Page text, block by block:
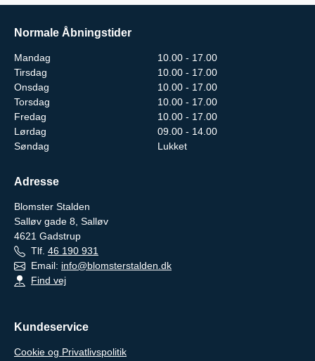
Normale Åbningstider
Mandag
10.00 - 17.00
Tirsdag
10.00 - 17.00
Onsdag
10.00 - 17.00
Torsdag
10.00 - 17.00
Fredag
10.00 - 17.00
Lørdag
09.00 - 14.00
Søndag
Lukket
Adresse
Blomster Stalden
Salløv gade 8, Salløv
4621 Gadstrup
Tlf. 46 190 931
Email: info@blomsterstalden.dk
Find vej
Kundeservice
Cookie og Privatlivspolitik